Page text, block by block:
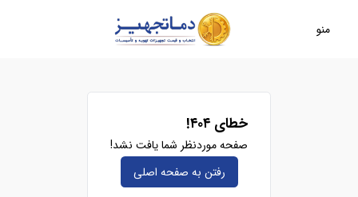
منو
خطای ۴۰۴!
صفحه موردنظر شما یافت نشد!
رفتن به صفحه‌ اصلی